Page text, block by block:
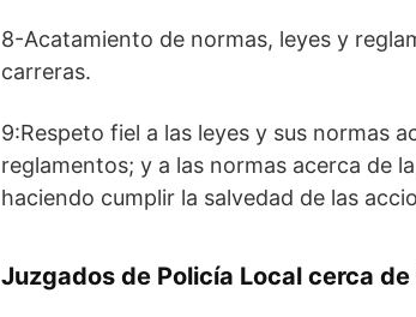
8-Acatamiento de normas, leyes y
carreras.
9:Respeto fiel a las leyes y sus normas
reglamentos; y a las normas acerca de
haciendo cumplir la salvedad de las
Juzgados de Policía Local cerca